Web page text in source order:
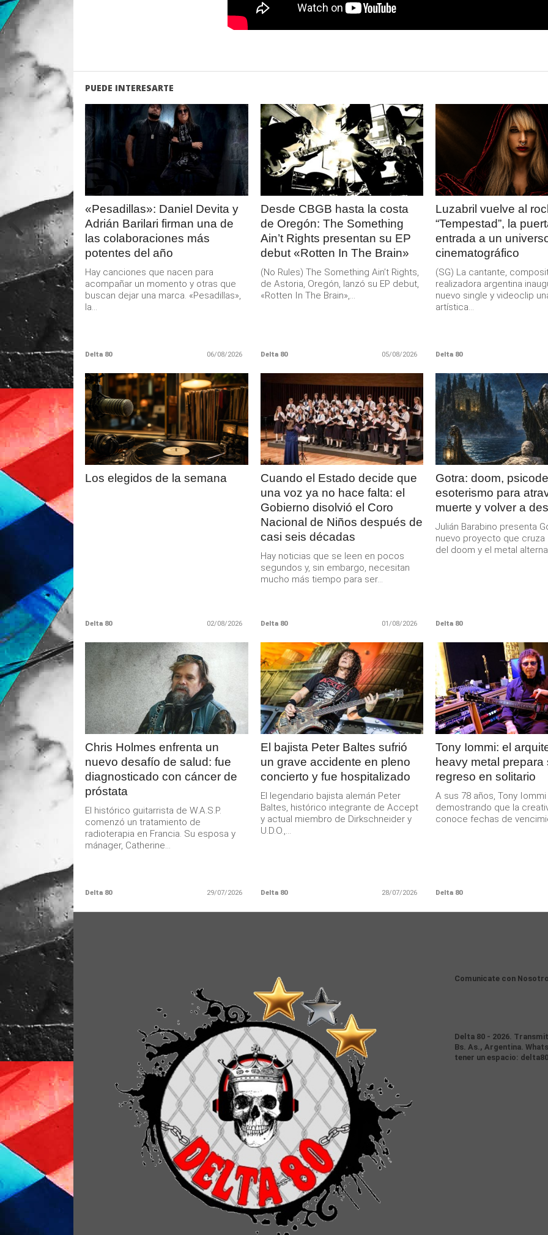
PUEDE INTERESARTE
LEER
MAS
«Pesadillas»: Daniel Devita y
Adrián Barilari firman una de
las colaboraciones más
potentes del año
Hay canciones que nacen para
acompañar un momento y otras que
buscan dejar una marca. «Pesadillas»,
la...
Delta 80 06/08/2026
LEER
MAS
Desde CBGB hasta la costa
de Oregón: The Something
Ain’t Rights presentan su EP
debut «Rotten In The Brain»
(No Rules) The Something Ain’t Rights,
de Astoria, Oregón, lanzó su EP debut,
«Rotten In The Brain»,...
Delta 80 05/08/2026
LEER
MAS
Luzabril vuelve al
“Tempestad”, la
entrada a un
cinematográfico
(SG) La cantante,
realizadora argentina
nuevo single y videoclip
artística...
Delta 80
LEER
MAS
Los elegidos de la semana
Delta 80 02/08/2026
LEER
MAS
Cuando el Estado decide que
una voz ya no hace falta: el
Gobierno disolvió el Coro
Nacional de Niños después de
casi seis décadas
Hay noticias que se leen en pocos
segundos y, sin embargo, necesitan
mucho más tiempo para ser...
Delta 80 01/08/2026
LEER
MAS
Gotra: doom,
esoterismo para
muerte y volver a
Julián Barabino presenta
nuevo proyecto que cruza
del doom y el metal
Delta 80
LEER
MAS
Chris Holmes enfrenta un
nuevo desafío de salud: fue
diagnosticado con cáncer de
próstata
El histórico guitarrista de W.A.S.P.
comenzó un tratamiento de
radioterapia en Francia. Su esposa y
mánager, Catherine...
Delta 80 29/07/2026
LEER
MAS
El bajista Peter Baltes sufrió
un grave accidente en pleno
concierto y fue hospitalizado
El legendario bajista alemán Peter
Baltes, histórico integrante de Accept
y actual miembro de Dirkschneider y
U.D.O.,...
Delta 80 28/07/2026
LEER
MAS
Tony Iommi: el
heavy metal prepara
regreso en solitario
A sus 78 años, Tony
demostrando que la
conoce fechas de
Delta 80
Comunicate con
Delta 80 - 2026.
Bs. As., Argentina.
tener un espacio: